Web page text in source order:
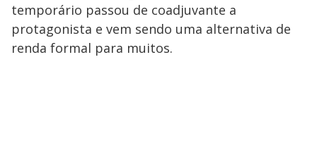
temporário passou de coadjuvante a
protagonista e vem sendo uma alternativa de
renda formal para muitos.